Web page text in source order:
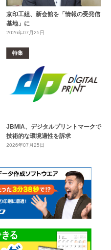
京印工組、新会館を「情報の受発信
基地」に
2026年07月25日
特集
JBMIA、デジタルプリントマークで
技術的な環境適性を訴求
2026年07月25日